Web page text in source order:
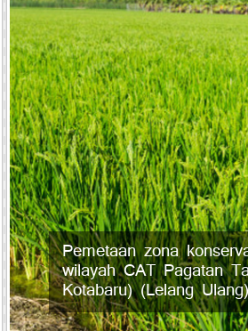
Pemetaan zona
wilayah CAT Pagatan
Kotabaru) (Lelang Ulang)